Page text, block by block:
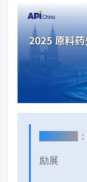
：
励展